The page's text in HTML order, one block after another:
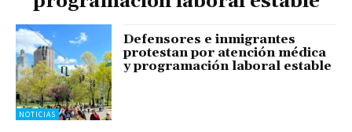
NOTICIAS
Defensores e inmigrantes
protestan por atención médica
y programación laboral estable